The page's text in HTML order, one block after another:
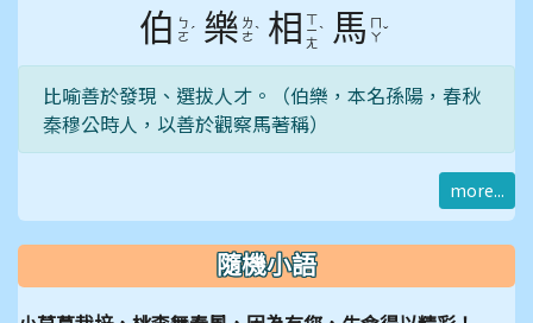
伯
ㄅ
ㄛˊ 樂 ㄌ
ㄜˋ 相
ㄒ
ㄧ
ㄤ
ˋ 馬 ㄇ
ㄚˇ
比喻善於發現、選拔人才。（伯樂，本名孫陽，春秋
秦穆公時人，以善於觀察馬著稱）
more...
隨機小語